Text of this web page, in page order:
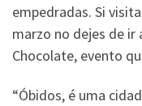
empedradas. Si
marzo no dejes de
Chocolate, evento
“Óbidos, é uma